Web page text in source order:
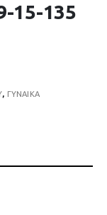
15-135
, ΓΥΝΑΙΚΑ